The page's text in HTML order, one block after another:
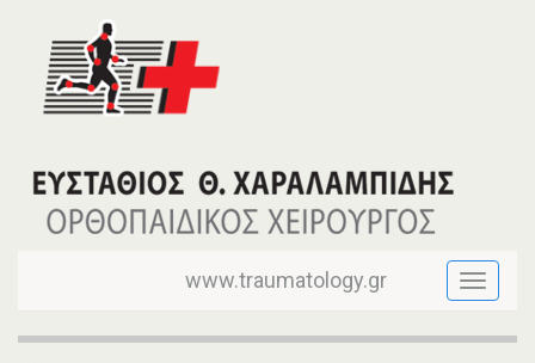
Toggle
www.traumatology.gr